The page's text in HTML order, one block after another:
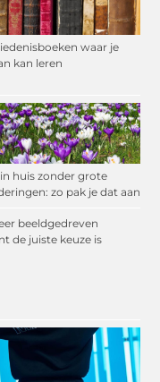
waar je
kan leren
huis zonder grote
zo pak je dat aan
beeldgedreven
de juiste keuze is